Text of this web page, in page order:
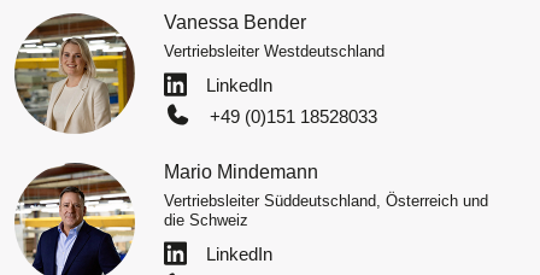
Vanessa Bender
Vertriebsleiter Westdeutschland
LinkedIn
+49 (0)151 18528033
Mario Mindemann
Vertriebsleiter Süddeutschland, Österreich und
die Schweiz
LinkedIn